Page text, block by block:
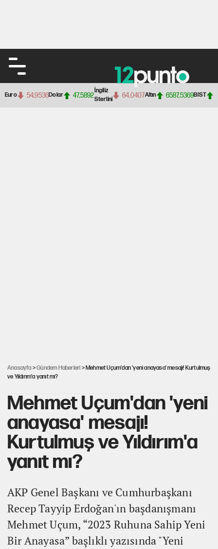
Euro 54,9536Dolar 47,5892
İngiliz
Sterlini
64,0407Altın 6587,5369BIST
Anasayfa >Gündem Haberleri > Mehmet Uçum'dan 'yeni anayasa' mesajı! Kurtulmuş
ve Yıldırım'a yanıt mı?
Mehmet Uçum'dan 'yeni
anayasa' mesajı!
Kurtulmuş ve Yıldırım'a
yanıt mı?
AKP Genel Başkanı ve Cumhurbaşkanı
Recep Tayyip Erdoğan'ın başdanışmanı
Mehmet Uçum, “2023 Ruhuna Sahip Yeni
Bir Anayasa” başlıklı yazısında "Yeni